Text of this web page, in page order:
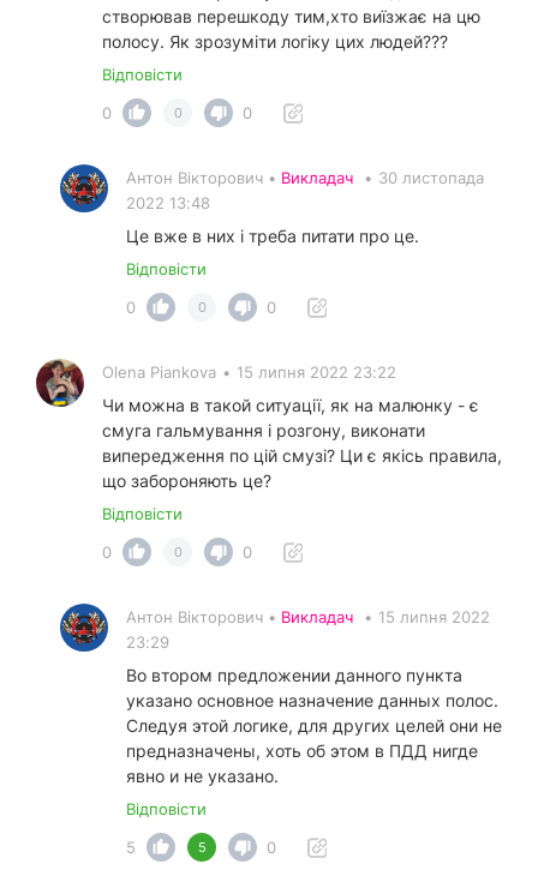
створював перешкоду тим,хто виїзжає на цю
полосу. Як зрозуміти логіку цих людей???
Відповісти
0
0 0
Антон Вікторович • Викладач • 30 листопада
2022 13:48
Це вже в них і треба питати про це.
Відповісти
0
0 0
Olena Piankova • 15 липня 2022 23:22
Чи можна в такой ситуації, як на малюнку - є
смуга гальмування і розгону, виконати
випередження по цій смузі? Ци є якісь правила,
що забороняють це?
Відповісти
0
0 0
Антон Вікторович • Викладач • 15 липня 2022
23:29
Во втором предложении данного пункта
указано основное назначение данных полос.
Следуя этой логике, для других целей они не
предназначены, хоть об этом в ПДД нигде
явно и не указано.
Відповісти
5
5 0